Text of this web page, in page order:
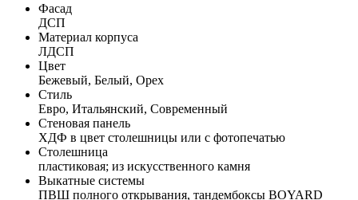
Фасад
ДСП
Материал корпуса
ЛДСП
Цвет
Бежевый, Белый, Орех
Стиль
Евро, Итальянский, Современный
Стеновая панель
ХДФ в цвет столешницы или с фотопечатью
Столешница
пластиковая; из искусственного камня
Выкатные системы
ПВШ полного открывания, тандембоксы BOYARD